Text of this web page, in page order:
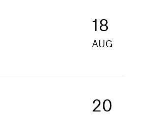
18
AUG
20